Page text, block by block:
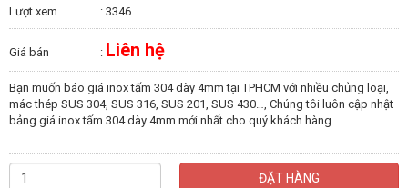
Lượt xem : 3346
Giá bán : Liên hệ
Bạn muốn báo giá inox tấm 304 dày 4mm tại TPHCM với nhiều chủng loại,
mác thép SUS 304, SUS 316, SUS 201, SUS 430…, Chúng tôi luôn cập nhật
bảng giá inox tấm 304 dày 4mm mới nhất cho quý khách hàng.
ĐẶT HÀNG